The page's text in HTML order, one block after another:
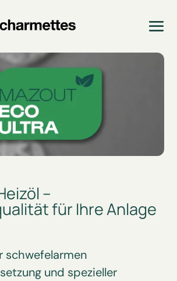
–
für Ihre Anlage
schwefelarmen
und spezieller